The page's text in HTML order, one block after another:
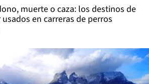
muerte o caza: los destinos de
en carreras de perros